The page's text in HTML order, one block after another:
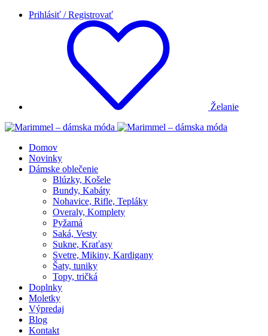
Prihlásiť / Registrovať
Želanie
Domov
Novinky
Dámske oblečenie
Blúzky, Košele
Bundy, Kabáty
Nohavice, Rifle, Tepláky
Overaly, Komplety
Pyžamá
Saká, Vesty
Sukne, Kraťasy
Svetre, Mikiny, Kardigany
Šaty, tuniky
Topy, tričká
Doplnky
Moletky
Výpredaj
Blog
Kontakt